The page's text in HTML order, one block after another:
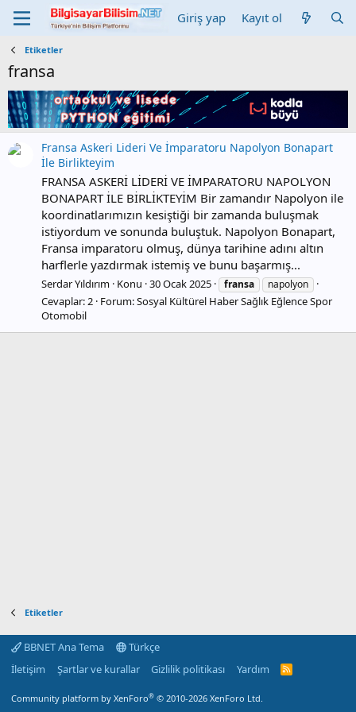
Giriş yap Kayıt ol
Etiketler
fransa
Fransa Askeri Lideri Ve İmparatoru Napolyon Bonapart
İle Birlikteyim
FRANSA ASKERİ LİDERİ VE İMPARATORU NAPOLYON
BONAPART İLE BİRLİKTEYİM Bir zamandır Napolyon ile
koordinatlarımızın kesiştiği bir zamanda buluşmak
istiyordum ve sonunda buluştuk. Napolyon Bonapart,
Fransa imparatoru olmuş, dünya tarihine adını altın
harflerle yazdırmak istemiş ve bunu başarmış...
Serdar Yıldırım Konu 30 Ocak 2025 fransa napolyon
Cevaplar: 2 Forum:Sosyal Kültürel Haber Sağlık Eğlence Spor
Otomobil
Etiketler
BBNET Ana Tema
Türkçe
İletişim
Şartlar ve kurallar Gizlilik politikası Yardım
R
Community platform by XenForo® © 2010-2026 XenForo Ltd.